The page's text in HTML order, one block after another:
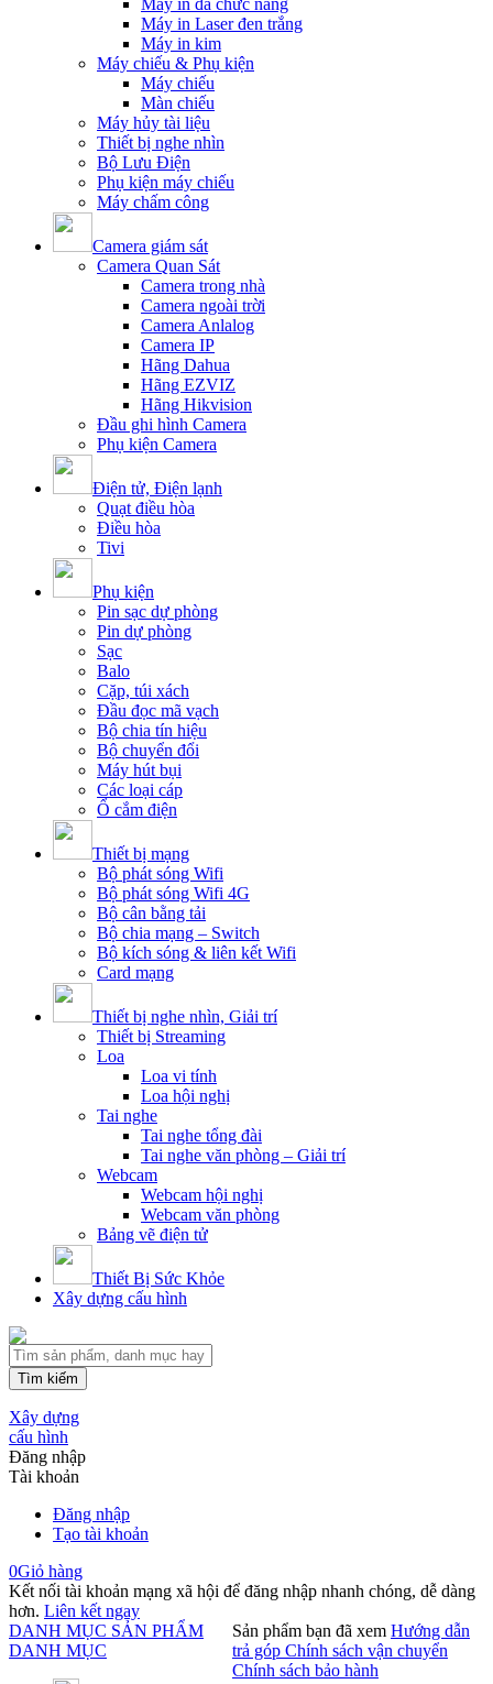
Máy in đa chức năng
Máy in Laser đen trắng
Máy in kim
Máy chiếu & Phụ kiện
Máy chiếu
Màn chiếu
Máy hủy tài liệu
Thiết bị nghe nhìn
Bộ Lưu Điện
Phụ kiện máy chiếu
Máy chấm công
Camera giám sát
Camera Quan Sát
Camera trong nhà
Camera ngoài trời
Camera Anlalog
Camera IP
Hãng Dahua
Hãng EZVIZ
Hãng Hikvision
Đầu ghi hình Camera
Phụ kiện Camera
Điện tử, Điện lạnh
Quạt điều hòa
Điều hòa
Tivi
Phụ kiện
Pin sạc dự phòng
Pin dự phòng
Sạc
Balo
Cặp, túi xách
Đầu đọc mã vạch
Bộ chia tín hiệu
Bộ chuyển đổi
Máy hút bụi
Các loại cáp
Ổ cắm điện
Thiết bị mạng
Bộ phát sóng Wifi
Bộ phát sóng Wifi 4G
Bộ cân bằng tải
Bộ chia mạng – Switch
Bộ kích sóng & liên kết Wifi
Card mạng
Thiết bị nghe nhìn, Giải trí
Thiết bị Streaming
Loa
Loa vi tính
Loa hội nghị
Tai nghe
Tai nghe tổng đài
Tai nghe văn phòng – Giải trí
Webcam
Webcam hội nghị
Webcam văn phòng
Bảng vẽ điện tử
Thiết Bị Sức Khỏe
Xây dựng cấu hình
Tìm kiếm
Xây dựng
cấu hình
Đăng nhập
Tài khoản
Đăng nhập
Tạo tài khoản
0Giỏ hàng
Kết nối tài khoản mạng xã hội để đăng nhập nhanh chóng, dễ dàng
hơn. Liên kết ngay
DANH MỤC SẢN PHẨM
DANH MỤC
Sản phẩm bạn đã xem Hướng dẫn
trả góp Chính sách vận chuyển
Chính sách bảo hành